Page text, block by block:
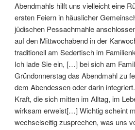
Abendmahls hilft uns vielleicht eine
ersten Feiern in häuslicher
jüdischen Pessachmahle
auf den Mittwochabend in der
traditionell am Sedertisch im
Ich lade Sie ein, […] bei sich am
Gründonnerstag das Abendmahl zu
dem Abendessen oder darin
Kraft, die sich mitten im Alltag, im
wirksam erweist[…] Wichtig scheint
wechselseitig zusprechen, was uns